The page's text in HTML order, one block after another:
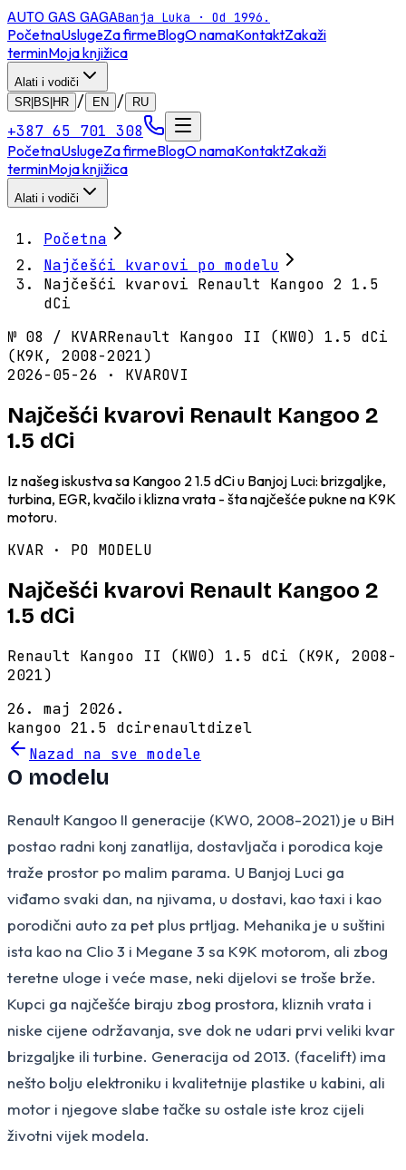
AUTO GAS GAGABanja Luka · Od 1996.
PočetnaUslugeZa firmeBlogO namaKontaktZakaži
terminMoja knjižica
Alati i vodiči
SR|BS|HR
/ EN / RU
+387 65 701 308
PočetnaUslugeZa firmeBlogO namaKontaktZakaži
terminMoja knjižica
Alati i vodiči
Početna
Najčešći kvarovi po modelu
Najčešći kvarovi Renault Kangoo 2 1.5
dCi
№ 08 / KVARRenault Kangoo II (KW0) 1.5 dCi
(K9K, 2008-2021)
2026-05-26 · KVAROVI
Najčešći kvarovi Renault Kangoo 2
1.5 dCi
Iz našeg iskustva sa Kangoo 2 1.5 dCi u Banjoj Luci: brizgaljke,
turbina, EGR, kvačilo i klizna vrata - šta najčešće pukne na K9K
motoru.
KVAR · PO MODELU
Najčešći kvarovi Renault Kangoo 2
1.5 dCi
Renault Kangoo II (KW0) 1.5 dCi (K9K, 2008-
2021)
26. maj 2026.
kangoo 21.5 dcirenaultdizel
Nazad na sve modele
O modelu
Renault Kangoo II generacije (KW0, 2008-2021) je u BiH
postao radni konj zanatlija, dostavljača i porodica koje
traže prostor po malim parama. U Banjoj Luci ga
viđamo svaki dan, na njivama, u dostavi, kao taxi i kao
porodični auto za pet plus prtljag. Mehanika je u suštini
ista kao na Clio 3 i Megane 3 sa K9K motorom, ali zbog
teretne uloge i veće mase, neki dijelovi se troše brže.
Kupci ga najčešće biraju zbog prostora, kliznih vrata i
niske cijene održavanja, sve dok ne udari prvi veliki kvar
brizgaljke ili turbine. Generacija od 2013. (facelift) ima
nešto bolju elektroniku i kvalitetnije plastike u kabini, ali
motor i njegove slabe tačke su ostale iste kroz cijeli
životni vijek modela.